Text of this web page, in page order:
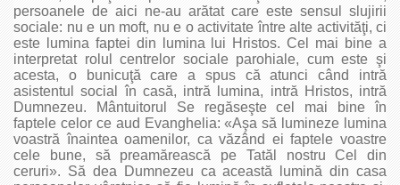
persoanele de aici ne-au arătat care este sensul slujirii
sociale: nu e un moft, nu e o activitate între alte activităţi, ci
este lumina faptei din lumina lui Hristos. Cel mai bine a
interpretat rolul centrelor sociale parohiale, cum este şi
acesta, o bunicuţă care a spus că atunci când intră
asistentul social în casă, intră lumina, intră Hristos, intră
Dumnezeu. Mântuitorul Se regăseşte cel mai bine în
faptele celor ce aud Evanghelia: «Aşa să lumineze lumina
voastră înaintea oamenilor, ca văzând ei faptele voastre
cele bune, să preamărească pe Tatăl nostru Cel din
ceruri». Să dea Dumnezeu ca această lumină din casa